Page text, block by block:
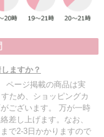
ますか？
ページ掲載の商品は実
ため、ショッピングカ
ございます。 万が一時
差し上げます。なお、
で2-3日かかりますので